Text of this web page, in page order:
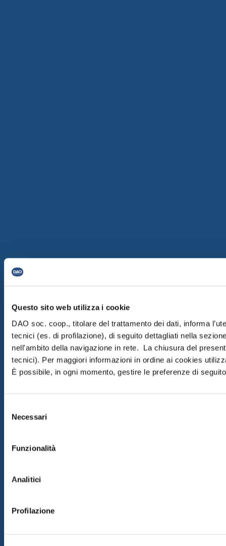
Questo sito web utilizza i cookie
DAO soc. coop., titolare del trattamento dei dati, informa
tecnici (es. di profilazione), di seguito dettagliati nella
nell'ambito della navigazione in rete. La chiusura del
tecnici). Per maggiori informazioni in ordine ai cookies
È possibile, in ogni momento, gestire le preferenze di
delNecessari
Funzionalità
Analitici
Profilazione